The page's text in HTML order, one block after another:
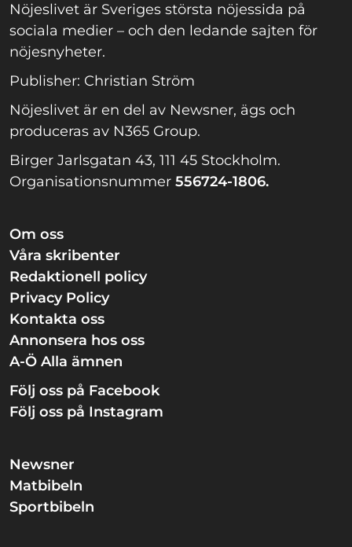
Nöjeslivet är Sveriges största nöjessida på
sociala medier – och den ledande sajten för
nöjesnyheter.
Publisher: Christian Ström
Nöjeslivet är en del av Newsner, ägs och
produceras av N365 Group.
Birger Jarlsgatan 43, 111 45 Stockholm.
Organisationsnummer 556724-1806.
Om oss
Våra skribenter
Redaktionell policy
Privacy Policy
Kontakta oss
Annonsera hos oss
A-Ö Alla ämnen
Följ oss på Facebook
Följ oss på Instagram
Newsner
Matbibeln
Sportbibeln